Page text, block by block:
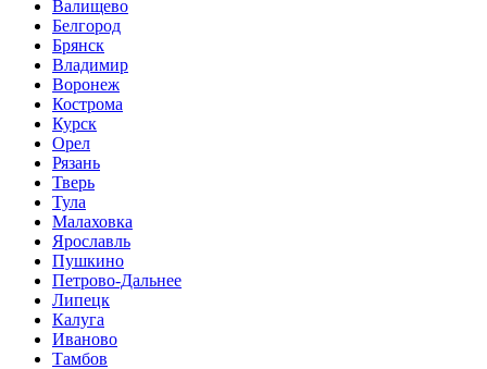
Валищево
Белгород
Брянск
Владимир
Воронеж
Кострома
Курск
Орел
Рязань
Тверь
Тула
Малаховка
Ярославль
Пушкино
Петрово-Дальнее
Липецк
Калуга
Иваново
Тамбов